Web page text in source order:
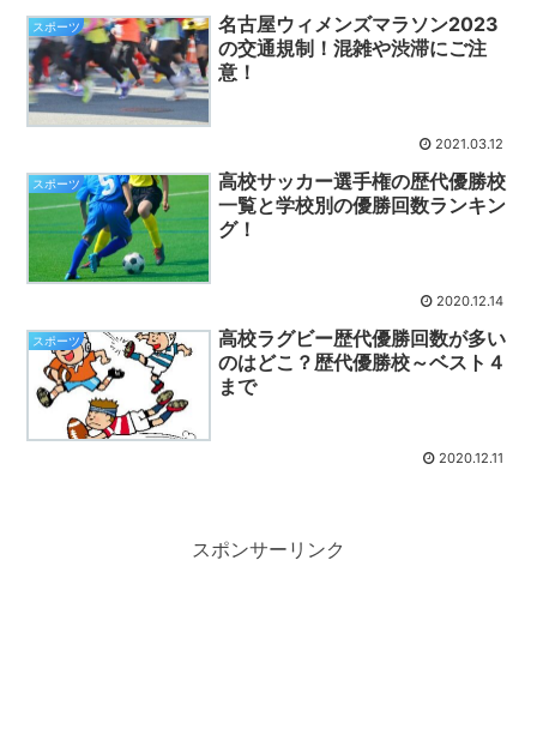
スポーツ
名古屋ウィメンズマラソン2023
の交通規制！混雑や渋滞にご注
意！
2021.03.12
スポーツ
高校サッカー選手権の歴代優勝校
一覧と学校別の優勝回数ランキン
グ！
2020.12.14
スポーツ
高校ラグビー歴代優勝回数が多い
のはどこ？歴代優勝校～ベスト４
まで
2020.12.11
スポンサーリンク